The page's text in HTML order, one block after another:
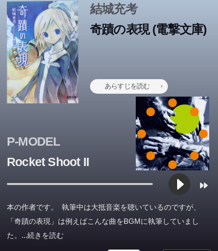
結城充考
奇蹟の表現 (電撃文庫)
あらすじを読む
P-MODEL
Rocket Shoot II
本の作者です。 執筆中は大抵音楽を聴いているのですが、
「奇蹟の表現」は例えばこんな曲をBGMに執筆していまし
た。 ...続きを読む